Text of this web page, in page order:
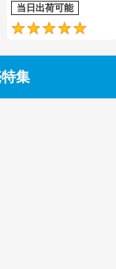
4.6
当日出荷可能
集